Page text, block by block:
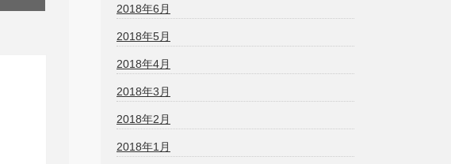
2018年6月
2018年5月
2018年4月
2018年3月
2018年2月
2018年1月